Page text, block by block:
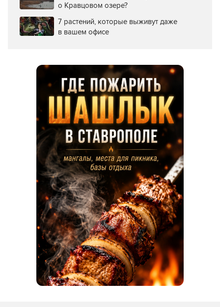
о Кравцовом озере?
7 растений, которые выживут даже
в вашем офисе